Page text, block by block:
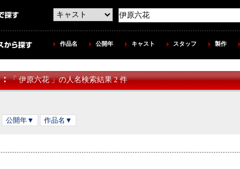
作品名 公開年 キャスト スタッフ 製作
：「 伊原六花 」の人名検索結果 2 件
公開年▼ 作品名▼